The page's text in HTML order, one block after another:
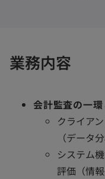
業務内容
会計監査の一
クライア
（データ分
システム
評価（情